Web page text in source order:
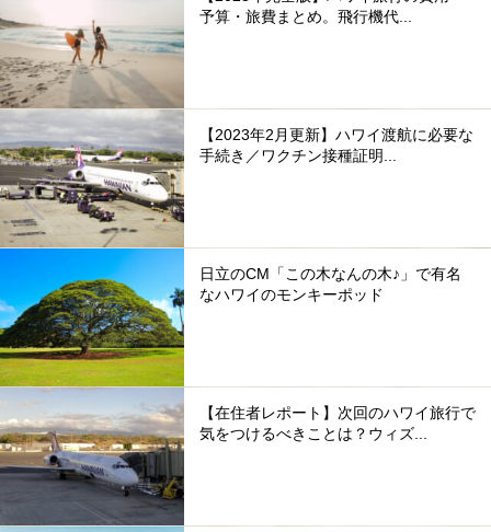
予算・旅費まとめ。飛行機代...
【2023年2月更新】ハワイ渡航に必要な
手続き／ワクチン接種証明...
日立のCM「この木なんの木♪」で有名
なハワイのモンキーポッド
【在住者レポート】次回のハワイ旅行で
気をつけるべきことは？ウィズ...